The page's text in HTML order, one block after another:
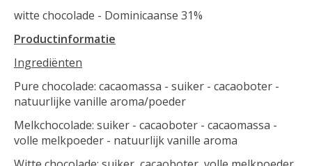
witte chocolade - Dominicaanse 31%
Productinformatie
Ingrediënten
Pure chocolade: cacaomassa - suiker - cacaoboter -
natuurlijke vanille aroma/poeder
Melkchocolade: suiker - cacaoboter - cacaomassa -
volle melkpoeder - natuurlijk vanille aroma